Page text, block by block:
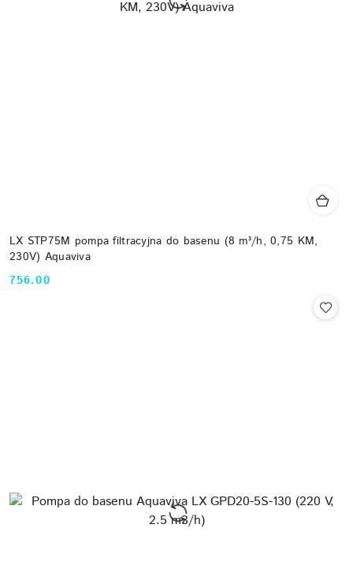
LX STP75M pompa filtracyjna do basenu (8 m³/h, 0,75 KM,
230V) Aquaviva
Cena:
756.00